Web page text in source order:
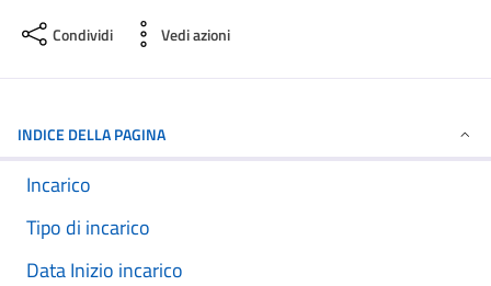
Condividi Vedi azioni
INDICE DELLA PAGINA
Incarico
Tipo di incarico
Data Inizio incarico